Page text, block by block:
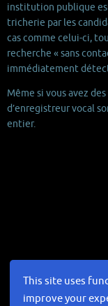
This site uses
improve your
institution publique
tricherie par les
cas comme celui-ci,
recherche « sans
immédiatement
Même si vous avez
d’enregistreur vocal
entier.
forces